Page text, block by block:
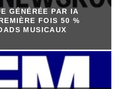
GÉNÉRÉE PAR IA
FOIS 50 %
MUSICAUX